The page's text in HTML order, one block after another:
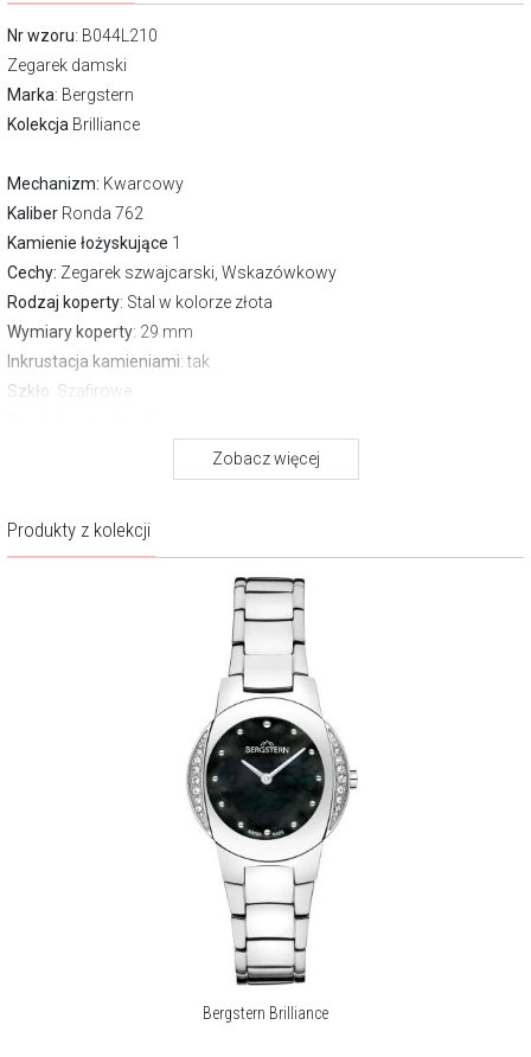
Nr wzoru: B044L210
Zegarek damski
Marka: Bergstern
Kolekcja Brilliance
Mechanizm: Kwarcowy
Kaliber Ronda 762
Kamienie łożyskujące 1
Cechy: Zegarek szwajcarski, Wskazówkowy
Rodzaj koperty: Stal w kolorze złota
Wymiary koperty: 29 mm
Inkrustacja kamieniami: tak
Szkło : Szafirowe
30 m
Pobierz instrukcję
Bergstern jest szczególną marką, powstałą z wielkich i szlachetnych
inspiracji. Pierwszą z nich jest urzekające piękno szwajcarskiego
krajobrazu, jego czystość, wzniosłość i majestatyczność. Miejsce, w
którym góry zdają się dotykać nieboskłonu, sięgać gwiazd. Druga to
siła ludzkiego charakteru i wszystkich cech sprawiających, że jest
zdolny rozwijać się, doskonalić, niezłomnie dążyć do sukcesów,
realizować śmiałe marzenia.
Zobacz więcej
Produkty z kolekcji
Bergstern Brilliance